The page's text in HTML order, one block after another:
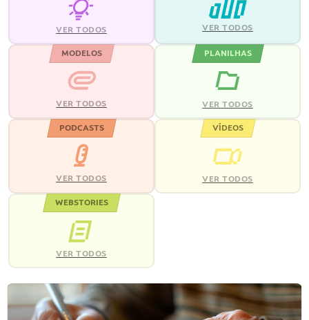
VER TODOS VER TODOS
MODELOS
VER TODOS
PLANILHAS
VER TODOS
PODCASTS
VER TODOS
VÍDEOS
VER TODOS
WEBSTORIES
VER TODOS